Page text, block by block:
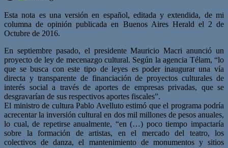
Esta nota es una versión en español, editada y extendida, de mi
columna de opinión publicada en Buenos Aires Herald el 2 de
Octubre de 2016.
En septiembre pasado, el presidente Mauricio Macri anunció un
proyecto de ley de mecenazgo cultural. Según la agencia Télam, “lo
que se busca con este tipo de leyes es poder inaugurar una vía
directa y transparente de financiación de proyectos culturales de
interés social a través de aportes de empresas privadas, que se
desgravarían de sus respectivos aportes fiscales”.
El ministro de cultura Pablo Avelluto estimó que el programa podría
acrecentar la inversión cultural en dos mil millones de pesos anuales,
lo cual, de repetirse anualmente, “en (…) poco tiempo impactaría
sobre la formación de artistas, en el mercado del teatro, los
colectivos de danza, el mantenimiento de monumentos y sitios